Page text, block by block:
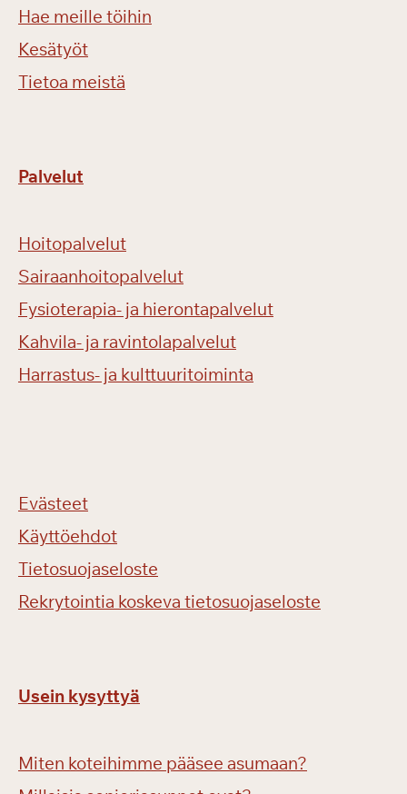
Hae meille töihin
Kesätyöt
Tietoa meistä
Palvelut
Hoitopalvelut
Sairaanhoitopalvelut
Fysioterapia- ja hierontapalvelut
Kahvila- ja ravintolapalvelut
Harrastus- ja kulttuuritoiminta
Evästeet
Käyttöehdot
Tietosuojaseloste
Rekrytointia koskeva tietosuojaseloste
Usein kysyttyä
Miten koteihimme pääsee asumaan?